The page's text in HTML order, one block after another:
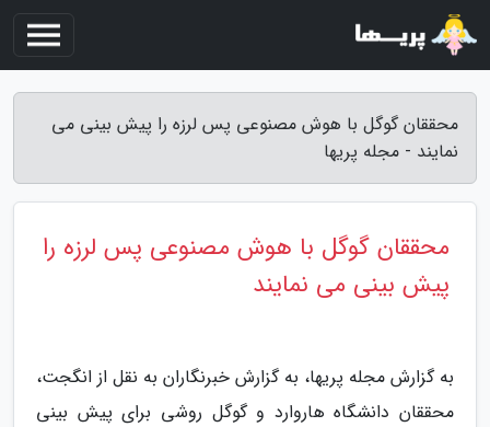
محققان گوگل با هوش مصنوعی پس لرزه را پیش بینی می
نمایند - مجله پریها
محققان گوگل با هوش مصنوعی پس لرزه را
پیش بینی می نمایند
به گزارش مجله پریها، به گزارش خبرنگاران به نقل از انگجت،
محققان دانشگاه هاروارد و گوگل روشی برای پیش بینی